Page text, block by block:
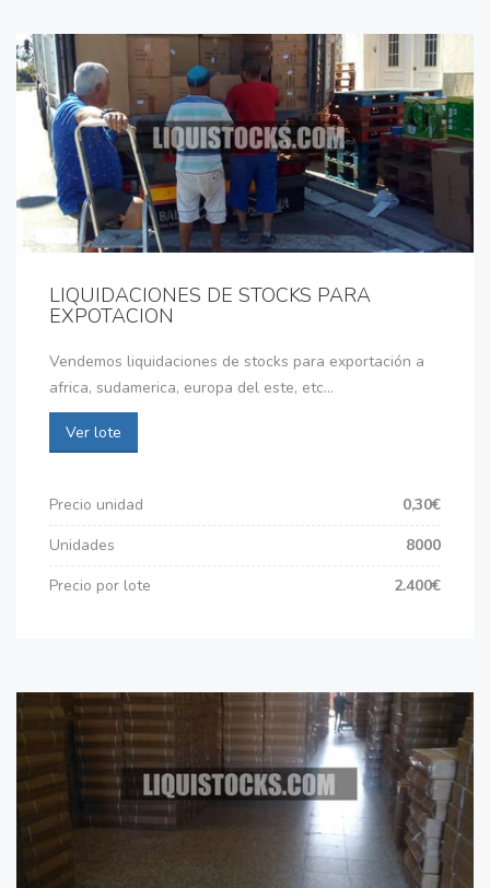
LIQUIDACIONES DE STOCKS PARA
EXPOTACION
Vendemos liquidaciones de stocks para exportación a
africa, sudamerica, europa del este, etc...
Ver lote
Precio unidad
0,30€
Unidades
8000
Precio por lote
2.400€